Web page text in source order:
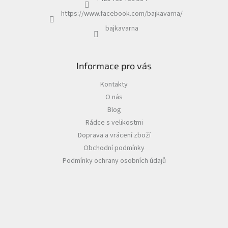
https://www.facebook.com/bajkavarna/
bajkavarna
Informace pro vás
Kontakty
O nás
Blog
Rádce s velikostmi
Doprava a vrácení zboží
Obchodní podmínky
Podmínky ochrany osobních údajů